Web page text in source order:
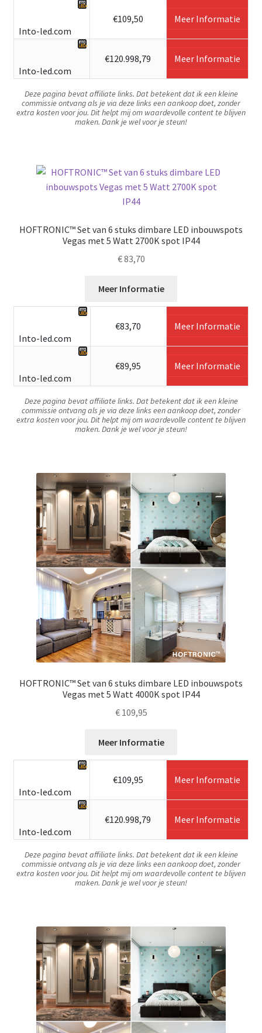
Into-led.com
€109,50 Meer Informatie
Into-led.com
€120.998,79 Meer Informatie
Deze pagina bevat affiliate links. Dat betekent dat ik een kleine
commissie ontvang als je via deze links een aankoop doet, zonder
extra kosten voor jou. Dit helpt mij om waardevolle content te blijven
maken. Dank je wel voor je steun!
HOFTRONIC™ Set van 6 stuks dimbare LED inbouwspots
Vegas met 5 Watt 2700K spot IP44
€83,70
Meer Informatie
Into-led.com
€83,70 Meer Informatie
Into-led.com
€89,95 Meer Informatie
Deze pagina bevat affiliate links. Dat betekent dat ik een kleine
commissie ontvang als je via deze links een aankoop doet, zonder
extra kosten voor jou. Dit helpt mij om waardevolle content te blijven
maken. Dank je wel voor je steun!
HOFTRONIC™ Set van 6 stuks dimbare LED inbouwspots
Vegas met 5 Watt 4000K spot IP44
€109,95
Meer Informatie
Into-led.com
€109,95 Meer Informatie
Into-led.com
€120.998,79 Meer Informatie
Deze pagina bevat affiliate links. Dat betekent dat ik een kleine
commissie ontvang als je via deze links een aankoop doet, zonder
extra kosten voor jou. Dit helpt mij om waardevolle content te blijven
maken. Dank je wel voor je steun!